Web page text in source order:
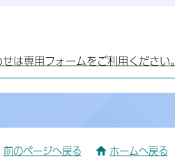
は専用フォームをご利用ください。
前のページへ戻る ホームへ戻る